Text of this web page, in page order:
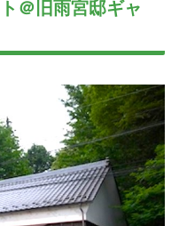
＠旧雨宮邸ギャ